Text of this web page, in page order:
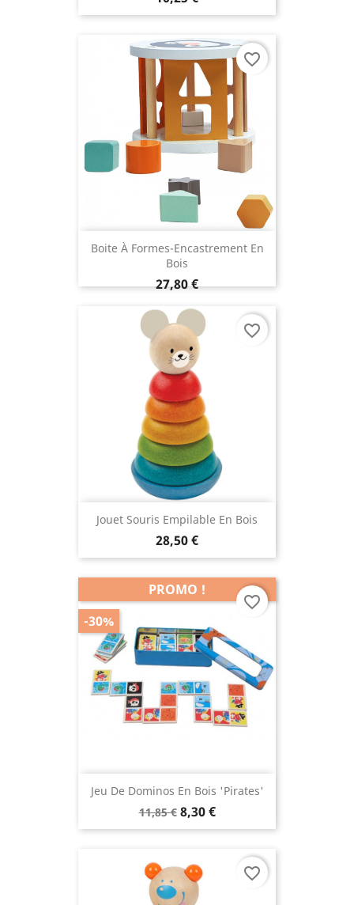
Boite À Formes-Encastrement En
Bois
27,80 €
favorite_border
Jouet Souris Empilable En Bois
28,50 €
favorite_border
Jeu De Dominos En Bois 'Pirates'
11,85 € 8,30 €
PROMO !
-30%
favorite_border
favorite_border